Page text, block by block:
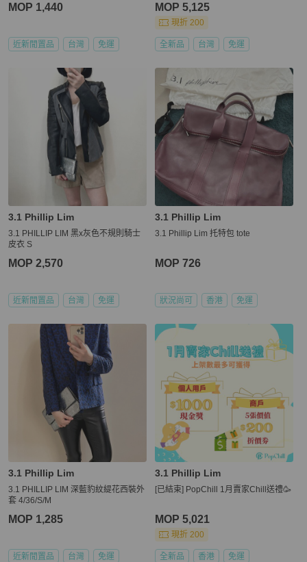
MOP 1,440
近新閒置品 台灣 免運
MOP 5,125
現折 200
全新品 台灣 免運
3.1 Phillip Lim
3.1 PHILLIP LIM 黑x灰色不規則騎士
皮衣 S
MOP 2,570
近新閒置品 台灣 免運
3.1 Phillip Lim
3.1 Phillip Lim 托特包 tote
MOP 726
狀況尚可 香港 免運
3.1 Phillip Lim
3.1 PHILLIP LIM 深藍豹紋緹花西裝外
套 4/36/S/M
MOP 1,285
近新閒置品 台灣 免運
3.1 Phillip Lim
[已結束] PopChill 1月賣家Chill送禮🥳
MOP 5,021
現折 200
全新品 香港 免運